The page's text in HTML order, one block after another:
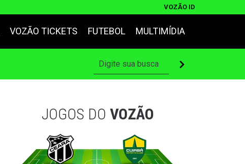
VOZÃO ID
VOZÃO TICKETS FUTEBOL MULTIMÍDIA
JOGOS DO VOZÃO